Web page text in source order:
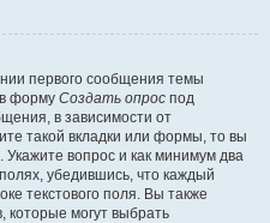
первого сообщения темы
форму Создать опрос под
в зависимости от
такой вкладки или формы, то вы
вопрос и как минимум два
убедившись, что каждый
текстового поля. Вы также
которые могут выбрать